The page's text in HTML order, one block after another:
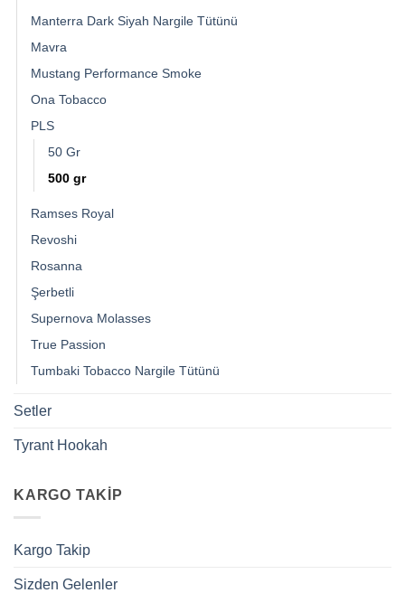
Manterra Dark Siyah Nargile Tütünü
Mavra
Mustang Performance Smoke
Ona Tobacco
PLS
50 Gr
500 gr
Ramses Royal
Revoshi
Rosanna
Şerbetli
Supernova Molasses
True Passion
Tumbaki Tobacco Nargile Tütünü
Setler
Tyrant Hookah
KARGO TAKIP
Kargo Takip
Sizden Gelenler